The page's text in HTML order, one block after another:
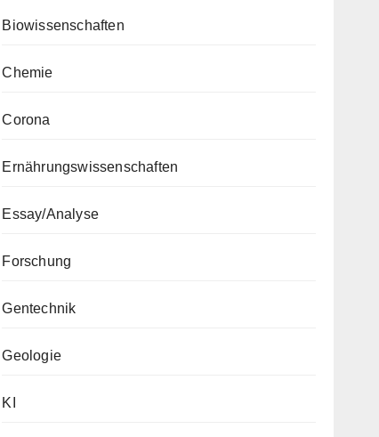
Biowissenschaften
Chemie
Corona
Ernährungswissenschaften
Essay/Analyse
Forschung
Gentechnik
Geologie
KI